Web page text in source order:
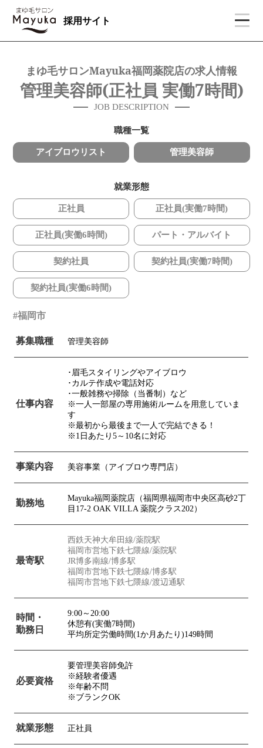
採用サイト
まゆ毛サロンMayuka福岡薬院店の求人情報
管理美容師(正社員 実働7時間)
JOB DESCRIPTION
職種一覧
アイブロウリスト 管理美容師
就業形態
正社員 正社員(実働7時間)
正社員(実働6時間) パート・アルバイト
契約社員 契約社員(実働7時間)
契約社員(実働6時間)
福岡市
募集職種 管理美容師
仕事内容
･眉毛スタイリングやアイブロウ
･カルテ作成や電話対応
･一般雑務や掃除（当番制）など
※一人一部屋の専用施術ルームを用意していま
す
※最初から最後まで一人で完結できる！
※1日あたり5～10名に対応
事業内容 美容事業（アイブロウ専門店）
勤務地
Mayuka福岡薬院店（福岡県福岡市中央区高砂2丁
目17-2 OAK VILLA 薬院クラス202）
最寄駅
西鉄天神大牟田線/薬院駅
福岡市営地下鉄七隈線/薬院駅
JR博多南線/博多駅
福岡市営地下鉄七隈線/博多駅
福岡市営地下鉄七隈線/渡辺通駅
時間・
勤務日
9:00～20:00
休憩有(実働7時間)
平均所定労働時間(1か月あたり)149時間
必要資格
要管理美容師免許
※経験者優遇
※年齢不問
※ブランクOK
就業形態 正社員